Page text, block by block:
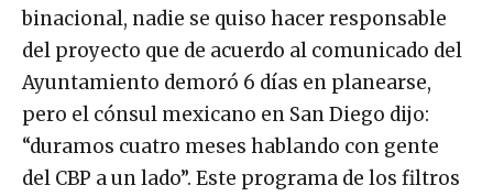
binacional, nadie se quiso hacer responsable
del proyecto que de acuerdo al comunicado del
Ayuntamiento demoró 6 días en planearse,
pero el cónsul mexicano en San Diego dijo:
“duramos cuatro meses hablando con gente
del CBP a un lado”. Este programa de los filtros